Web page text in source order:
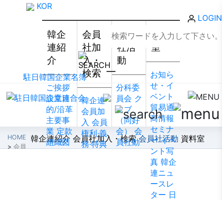
韓企
連紹
介
ご挨拶
設立目
的/沿革
主要事
業 定款
組織図
会員
社加
入・
検索
韓企連
会員加
入 会員
権利·義
務·特典
会員
社活
動
分科委
員会 ク
ラブ
（同好
会）
会
員社動
資料
室
お知ら
せ・イ
ベント
貿易通
商情報
セミナ
ー イベ
ント写
真 韓企
連ニュ
ースレ
ター 日
駐日韓国企業名簿
KOR
LOGIN
韓企連紹介 会員社加入・検索 会員社活動 資料室
HOME
>会員